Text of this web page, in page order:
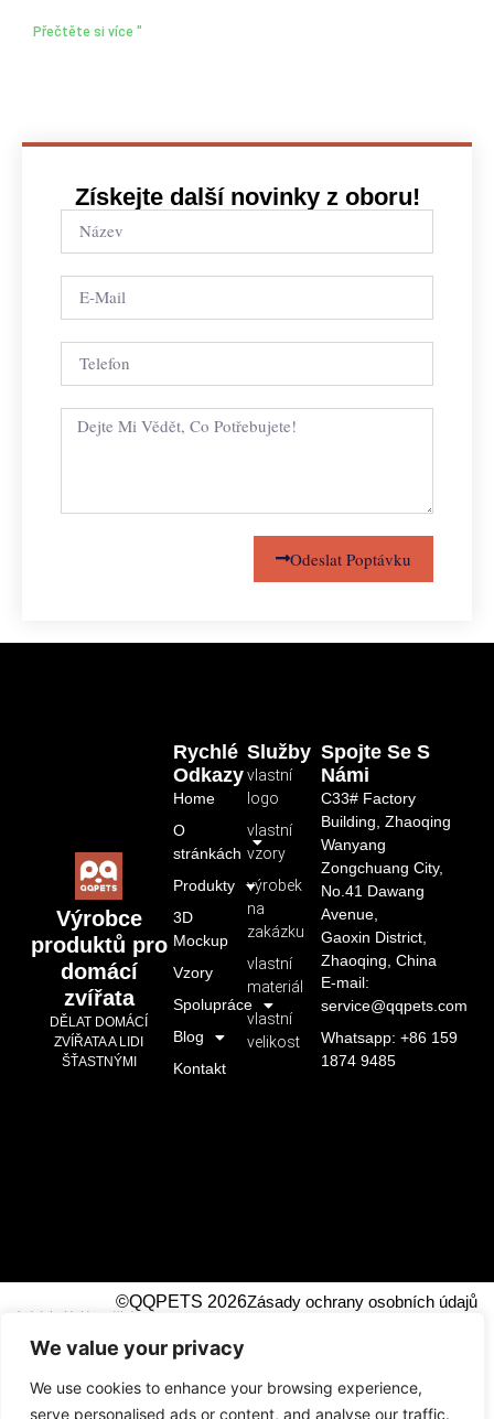
We value your privacy
We use cookies to enhance your browsing experience,
serve personalised ads or content, and analyse our traffic.
Přečtěte si více "
Získejte další novinky z oboru!
Odeslat Poptávku
Výrobce
produktů pro
domácí
zvířata
DĚLAT DOMÁCÍ
ZVÍŘATA A LIDI
ŠŤASTNÝMI
Služby
vlastní
logo
vlastní
vzory
výrobek
na
zakázku
vlastní
materiál
vlastní
velikost
Rychlé
Odkazy
Home
O
stránkách
Produkty
3D
Mockup
Vzory
Spolupráce
Blog
Kontakt
Spojte Se S
Námi
C33# Factory
Building, Zhaoqing
Wanyang
Zongchuang City,
No.41 Dawang
Avenue,
Gaoxin District,
Zhaoqing, China
E-mail:
service@qqpets.com
Whatsapp: +86 159
1874 9485
©QQPETS 2026Zásady ochrany osobních údajů
!-- Event snippet for Submit Lead Form top right
conversion page -->